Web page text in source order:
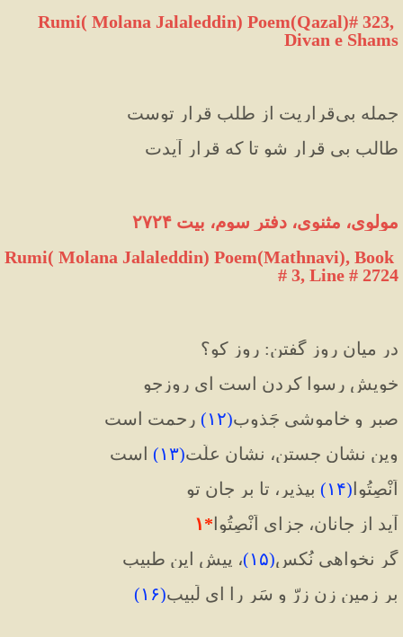
Rumi( Molana Jalaleddin) Poem(Qazal)# 323,
Divan e Shams
جمله بی‌قراریت از طلب قرار توست
طالبِ بی قرار شو تا که قرار آیدت
مولوی، مثنوی، دفتر سوم، بیت ۲۷۲۴
Rumi( Molana Jalaleddin) Poem(Mathnavi), Book
# 3, Line # 2724
در میان روز گفتن: روز کو؟
خویش رسوا کردن است ای روزجو
صبر و خاموشی جَذوبِ(۱۲) رحمت است
وین نشان جستن، نشانِ علّت(۱۳) است
اَنْصِتُوا (۱۴) بپذیر، تا بر جانِ تو
آید از جانان، جزای اَنْصِتُوا
۱*
گر نخواهی نُکس(۱۵)، پیش این طبیب
بر زمین زن زرّ و سَر را ای لَبیب(۱۶)